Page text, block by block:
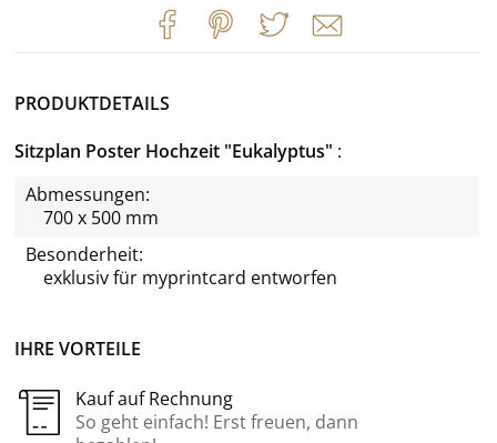
IHRE VORTEILE
Kauf auf Rechnung
So geht einfach! Erst freuen, dann
PRODUKTDETAILS
Sitzplan Poster Hochzeit "Eukalyptus"
Abmessungen:
700 x 500 mm
Besonderheit:
exklusiv für myprintcard entworfen